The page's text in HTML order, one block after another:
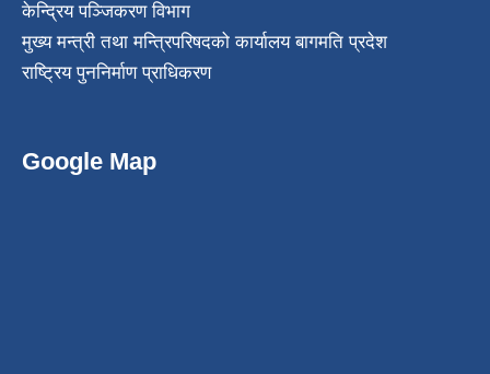
केन्द्रिय पञ्जिकरण विभाग
मुख्य मन्त्री तथा मन्त्रिपरिषदको कार्यालय बागमति प्रदेश
राष्ट्रिय पुननिर्माण प्राधिकरण
Google Map